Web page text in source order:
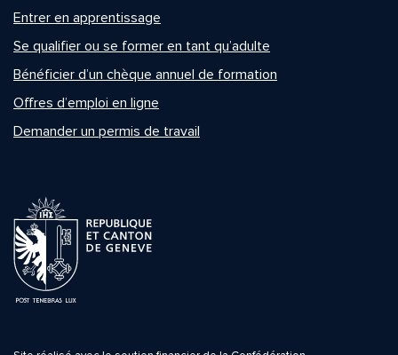
Entrer en apprentissage
Se qualifier ou se former en tant qu’adulte
Bénéficier d’un chèque annuel de formation
Offres d’emploi en ligne
Demander un permis de travail